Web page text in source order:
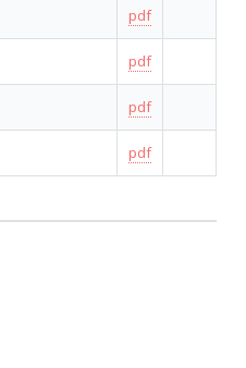
pdf
pdf
pdf
pdf